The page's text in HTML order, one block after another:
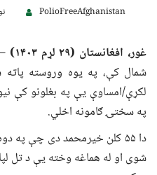
PolioFreeAfghanistan
غور، افغانستان (۲۹ لړم ۱۴۰۳)
شمال کې، په یوه وروسته
لکړې/امساوې یې په بغلونو کې
په سختۍ ګامونه اخلي.
دا ۵۵ کلن خیرمحمد دی چې په
شوی او له هماغه وخته یې د تل